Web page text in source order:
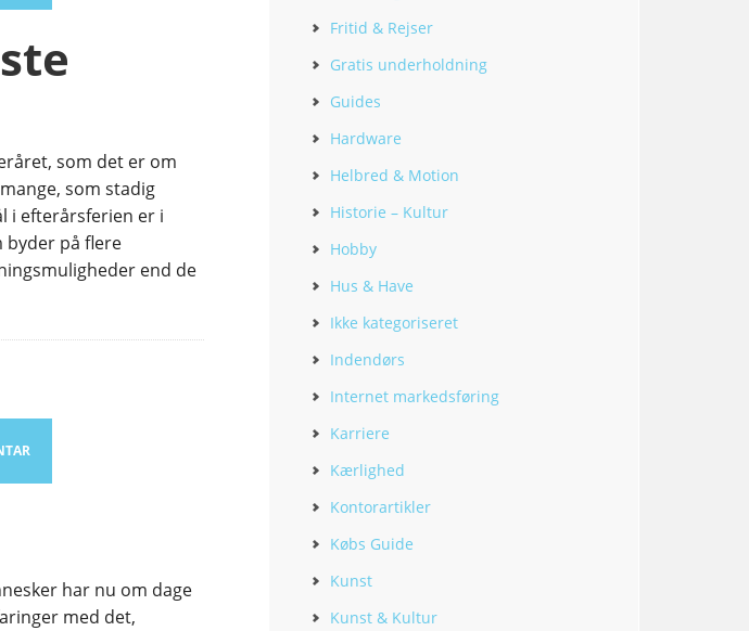
som det er om
som stadig
i efterårsferien er i
byder på flere
end de
har nu om dage
med det,
Fritid & Rejser
Gratis underholdning
Guides
Hardware
Helbred & Motion
Historie – Kultur
Hobby
Hus & Have
Ikke kategoriseret
Indendørs
Internet markedsføring
Karriere
Kærlighed
Kontorartikler
Købs Guide
Kunst
Kunst & Kultur